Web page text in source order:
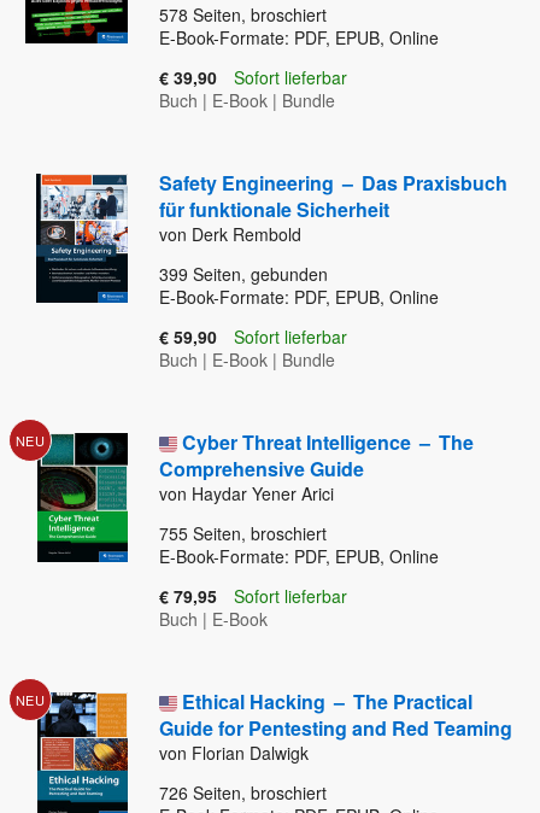
578 Seiten, broschiert
E-Book-Formate: PDF, EPUB, Online
€ 39,90
Sofort lieferbar
Buch | E-Book | Bundle
Safety Engineering – Das Praxisbuch
für funktionale Sicherheit
von Derk Rembold
399 Seiten, gebunden
E-Book-Formate: PDF, EPUB, Online
€ 59,90
Sofort lieferbar
Buch | E-Book | Bundle
NEU Cyber Threat Intelligence – The
Comprehensive Guide
von Haydar Yener Arici
755 Seiten, broschiert
E-Book-Formate: PDF, EPUB, Online
€ 79,95
Sofort lieferbar
Buch | E-Book
NEU Ethical Hacking – The Practical
Guide for Pentesting and Red Teaming
von Florian Dalwigk
726 Seiten, broschiert